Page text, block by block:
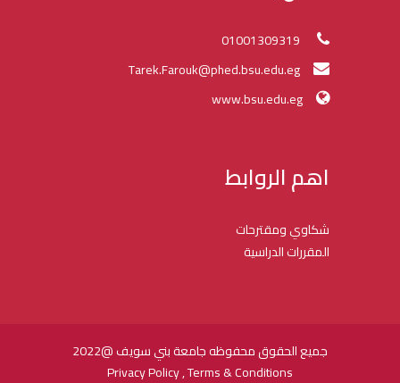
www.bsu.edu.eg
اهم الروابط
شكاوي ومقترحات
المقررات الدراسية
جميع الحقوق محفوظه جامعة بني سويف @2022
Privacy Policy , Terms & Conditions